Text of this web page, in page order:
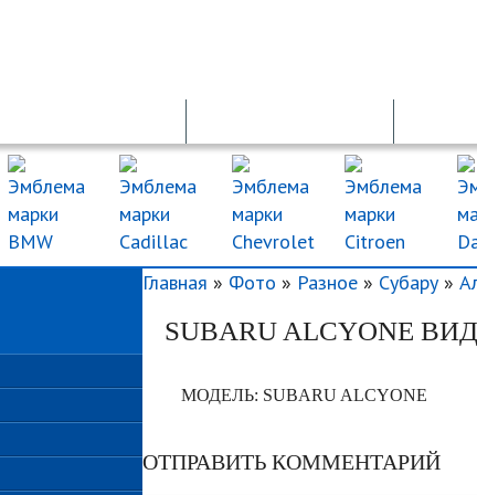
Главная » Фото » Разное » Субару »
SUBARU ALCYONE
МОДЕЛЬ: SUBARU ALCYONE
ОТПРАВИТЬ КОММЕНТАРИЙ